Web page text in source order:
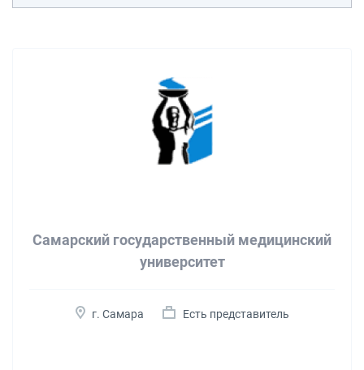
Самарский государственный медицинский
университет
г. Самара Есть представитель